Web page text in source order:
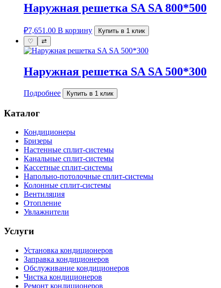
Наружная решетка SA SA 800*500
₽7,651.00 В корзину
Купить в 1 клик
♡
⇄
Наружная решетка SA SA 500*300
Подробнее Купить в 1 клик
Каталог
Кондиционеры
Бризеры
Настенные сплит-системы
Канальные сплит-системы
Кассетные сплит-системы
Напольно-потолочные сплит-системы
Колонные сплит-системы
Вентиляция
Отопление
Увлажнители
Услуги
Установка кондиционеров
Заправка кондиционеров
Обслуживание кондиционеров
Чистка кондиционеров
Ремонт кондиционеров